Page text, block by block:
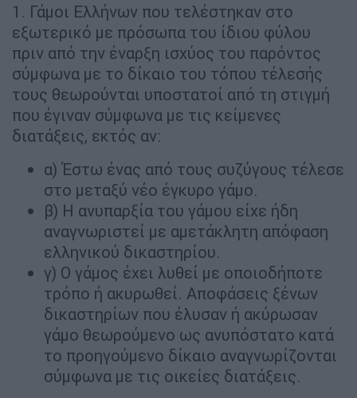
1. Γάμοι Ελλήνων που τελέστηκαν στο
εξωτερικό με πρόσωπα του ίδιου φύλου
πριν από την έναρξη ισχύος του παρόντος
σύμφωνα με το δίκαιο του τόπου τέλεσής
τους θεωρούνται υποστατοί από τη στιγμή
που έγιναν σύμφωνα με τις κείμενες
διατάξεις, εκτός αν:
α) Έστω ένας από τους συζύγους τέλεσε
στο μεταξύ νέο έγκυρο γάμο.
β) Η ανυπαρξία του γάμου είχε ήδη
αναγνωριστεί με αμετάκλητη απόφαση
ελληνικού δικαστηρίου.
γ) O γάμος έχει λυθεί με οποιοδήποτε
τρόπο ή ακυρωθεί. Αποφάσεις ξένων
δικαστηρίων που έλυσαν ή ακύρωσαν
γάμο θεωρούμενο ως ανυπόστατο κατά
το προηγούμενο δίκαιο αναγνωρίζονται
σύμφωνα με τις οικείες διατάξεις.